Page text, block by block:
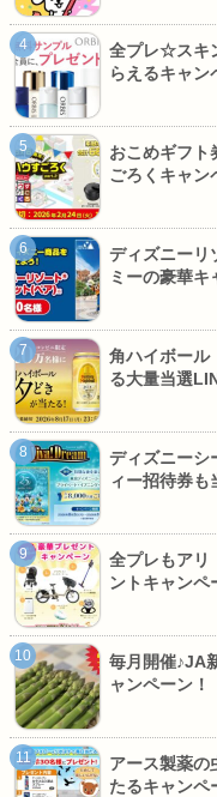
全プレ☆スキ
らえるキャン
おこめギフト
ごろくキャン
ディズニーリ
ミーの豪華キ
角ハイボール
る大量当選
ディズニーシ
ィー招待券も
全プレもアリ
ントキャンペ
毎月開催♪JA
ャンペーン！
アース製薬の
たるキャンペ